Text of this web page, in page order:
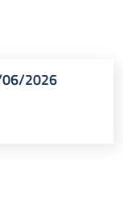
06/2026